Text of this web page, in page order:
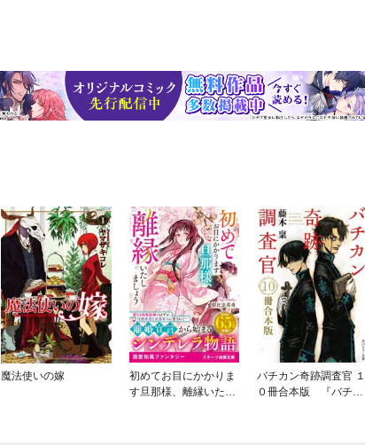
魔法使いの嫁
初めてお目にかかりま
す旦那様、離縁いたし
バチカン奇跡調査官 １
０冊合本版 『バチカ